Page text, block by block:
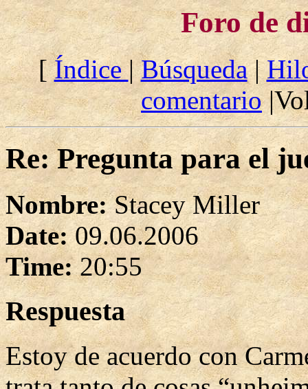
Foro de
[Índice|Búsqueda|
comentario
Re: Pregunta para el
Nombre:Stacey Miller
Date:09.06.2006
Time:20:55
Respuesta
Estoy de acuerdo con